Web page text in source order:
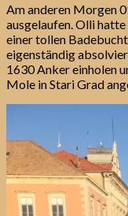
Am anderen Morgen
ausgelaufen. Olli
einer tollen
eigenständig
1630 Anker einholen
Mole in Stari Grad